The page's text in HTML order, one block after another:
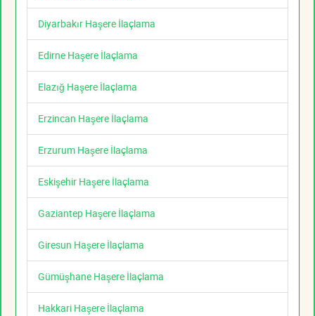
Diyarbakır Haşere İlaçlama
Edirne Haşere İlaçlama
Elazığ Haşere İlaçlama
Erzincan Haşere İlaçlama
Erzurum Haşere İlaçlama
Eskişehir Haşere İlaçlama
Gaziantep Haşere İlaçlama
Giresun Haşere İlaçlama
Gümüşhane Haşere İlaçlama
Hakkari Haşere İlaçlama